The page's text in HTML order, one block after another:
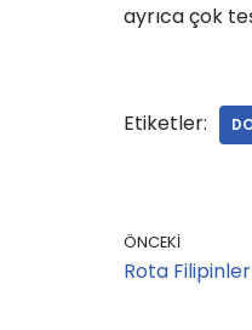
ayrıca çok
Etiketler:
ÖNCEKI
Rota